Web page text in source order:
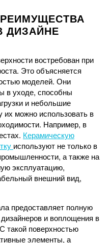
ДИЗАЙНЕ
востребован при
Это объясняется
моделей. Они
в уходе, способны
и небольшие
их можно использовать в
Например, в
Керамическую
используют не только в
а также на
эксплуатацию,
внешний вид,
предоставляет полную
и воплощения в
такой поверхностью
элементы, а